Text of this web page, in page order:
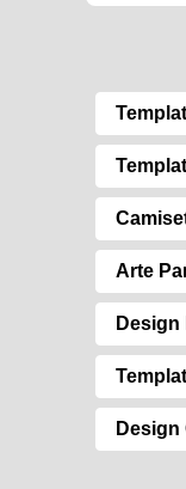
Arte
Design